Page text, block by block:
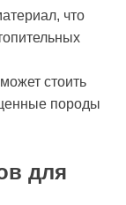
что
стоить
породы
для